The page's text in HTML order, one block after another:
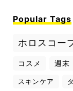
Popular Tags
ホロスコー
コスメ 週末
スキンケア